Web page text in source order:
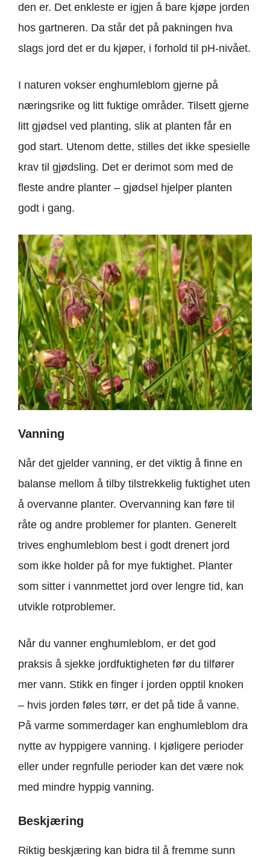
den er. Det enkleste er igjen å bare kjøpe jorden
hos gartneren. Da står det på pakningen hva
slags jord det er du kjøper, i forhold til pH-nivået.
I naturen vokser enghumleblom gjerne på
næringsrike og litt fuktige områder. Tilsett gjerne
litt gjødsel ved planting, slik at planten får en
god start. Utenom dette, stilles det ikke spesielle
krav til gjødsling. Det er derimot som med de
fleste andre planter – gjødsel hjelper planten
godt i gang.
Vanning
Når det gjelder vanning, er det viktig å finne en
balanse mellom å tilby tilstrekkelig fuktighet uten
å overvanne planter. Overvanning kan føre til
råte og andre problemer for planten. Generelt
trives enghumleblom best i godt drenert jord
som ikke holder på for mye fuktighet. Planter
som sitter i vannmettet jord over lengre tid, kan
utvikle rotproblemer.
Når du vanner enghumleblom, er det god
praksis å sjekke jordfuktigheten før du tilfører
mer vann. Stikk en finger i jorden opptil knoken
– hvis jorden føles tørr, er det på tide å vanne.
På varme sommerdager kan enghumleblom dra
nytte av hyppigere vanning. I kjøligere perioder
eller under regnfulle perioder kan det være nok
med mindre hyppig vanning.
Beskjæring
Riktig beskjæring kan bidra til å fremme sunn